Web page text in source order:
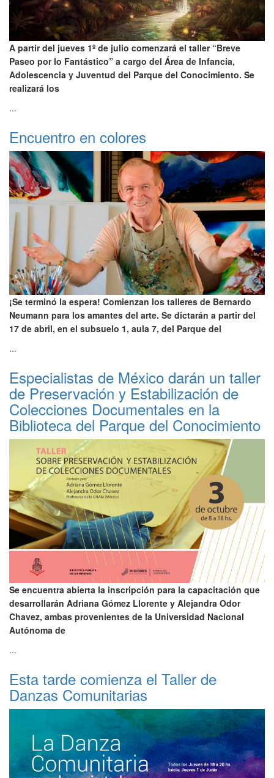
A partir del jueves 1º de julio comenzará el taller “Breve
Paseo por lo Fantástico” a cargo del Área de Infancia,
Adolescencia y Juventud del Parque del Conocimiento. Se
realizará los
...
Encuentro en colores
¡Se terminó la espera! Comienzan los talleres de Bernardo
Neumann para los amantes del arte. Se dictarán a partir del
17 de abril, en el subsuelo 1, aula 7, del Parque del
...
Especialistas de México darán un taller
de Preservación y Estabilización de
Colecciones Documentales en la
Biblioteca del Parque del Conocimiento
Se encuentra abierta la inscripción para la capacitación que
desarrollarán Adriana Gómez Llorente y Alejandra Odor
Chavez, ambas provenientes de la Universidad Nacional
Autónoma de
...
Esta tarde comienza el Taller de
Danzas Comunitarias